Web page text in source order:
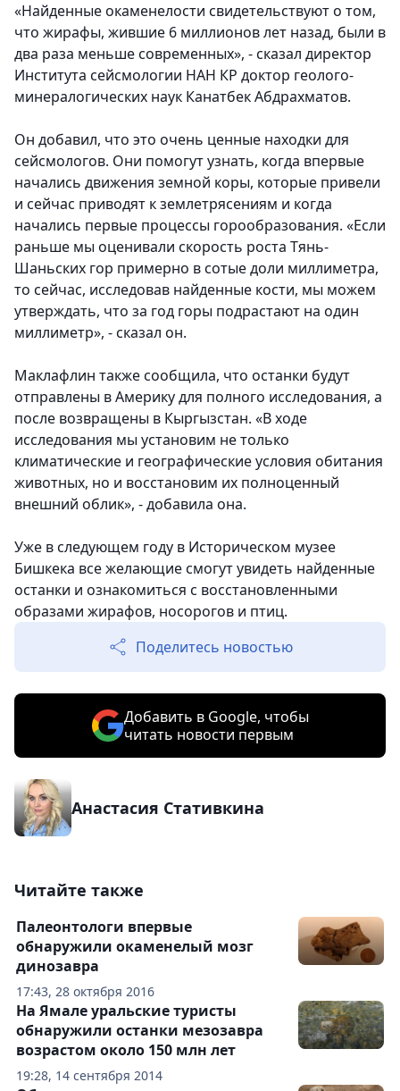
«Найденные окаменелости свидетельствуют о том,
что жирафы, жившие 6 миллионов лет назад, были в
два раза меньше современных», - сказал директор
Института сейсмологии НАН КР доктор геолого-
минералогических наук Канатбек Абдрахматов.
Он добавил, что это очень ценные находки для
сейсмологов. Они помогут узнать, когда впервые
начались движения земной коры, которые привели
и сейчас приводят к землетрясениям и когда
начались первые процессы горообразования. «Если
раньше мы оценивали скорость роста Тянь-
Шаньских гор примерно в сотые доли миллиметра,
то сейчас, исследовав найденные кости, мы можем
утверждать, что за год горы подрастают на один
миллиметр», - сказал он.
Маклафлин также сообщила, что останки будут
отправлены в Америку для полного исследования, а
после возвращены в Кыргызстан. «В ходе
исследования мы установим не только
климатические и географические условия обитания
животных, но и восстановим их полноценный
внешний облик», - добавила она.
Уже в следующем году в Историческом музее
Бишкека все желающие смогут увидеть найденные
останки и ознакомиться с восстановленными
образами жирафов, носорогов и птиц.
Поделитесь новостью
Добавить в Google, чтобы
читать новости первым
Анастасия Стативкина
Читайте также
17:43, 28 октября 2016
Палеонтологи впервые
обнаружили окаменелый мозг
динозавра
19:28, 14 сентября 2014
На Ямале уральские туристы
обнаружили останки мезозавра
возрастом около 150 млн лет